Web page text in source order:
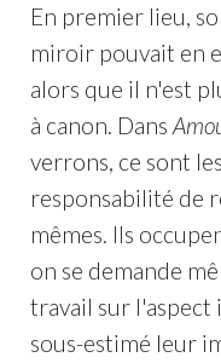
En premier lieu,
miroir pouvait en
alors que il n'est
à canon. Dans
verrons, ce sont
responsabilité de
mêmes. Ils
on se demande
travail sur l'aspect
sous-estimé leur